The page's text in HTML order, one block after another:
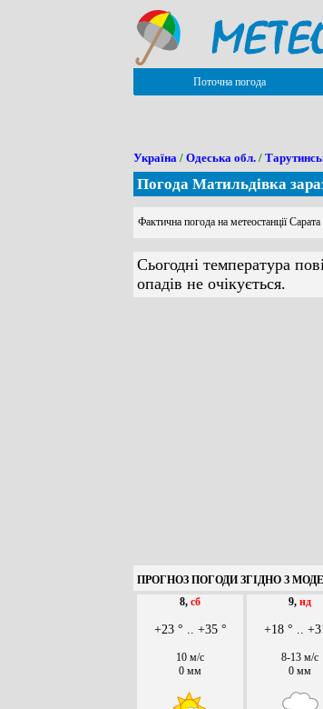
Поточна погода
Україна / Одеська обл. /
Погода Матильдівка
Фактична погода на метеостанції
Сьогодні температура
опадів не очікується.
ПРОГНОЗ ПОГОДИ ЗГІДНО З
8, сб
+23 ° .. +35 °
10 м/с
0 мм
9, нд
+18 ° ..
8-13 м/с
0 мм